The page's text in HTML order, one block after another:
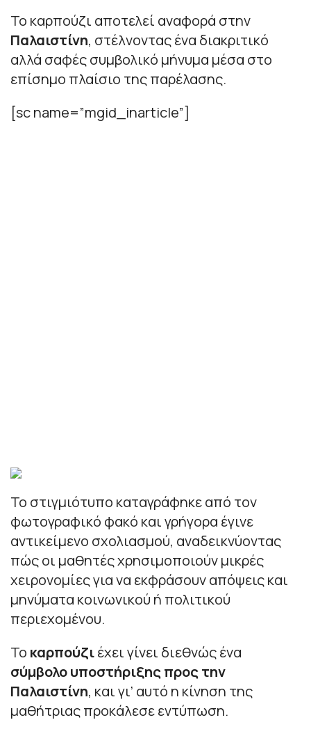
Το καρπούζι αποτελεί αναφορά στην
Παλαιστίνη, στέλνοντας ένα διακριτικό
αλλά σαφές συμβολικό μήνυμα μέσα στο
επίσημο πλαίσιο της παρέλασης.
[sc name=”mgid_inarticle”]
Το στιγμιότυπο καταγράφηκε από τον
φωτογραφικό φακό και γρήγορα έγινε
αντικείμενο σχολιασμού, αναδεικνύοντας
πώς οι μαθητές χρησιμοποιούν μικρές
χειρονομίες για να εκφράσουν απόψεις και
μηνύματα κοινωνικού ή πολιτικού
περιεχομένου.
Το καρπούζιέχει γίνει διεθνώς ένα
σύμβολο υποστήριξης προς την
Παλαιστίνη, και γι’ αυτό η κίνηση της
μαθήτριας προκάλεσε εντύπωση.